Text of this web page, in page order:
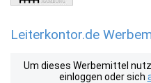
Leiterkontor.de
Um dieses Werbemittel
einloggen oder sich